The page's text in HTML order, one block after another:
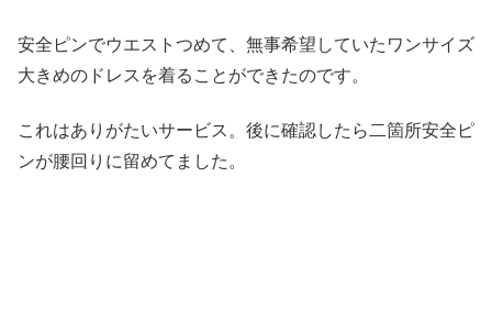
安全ピンでウエストつめて、無事希望していたワンサイズ
大きめのドレスを着ることができたのです。
これはありがたいサービス。後に確認したら二箇所安全ピ
ンが腰回りに留めてました。